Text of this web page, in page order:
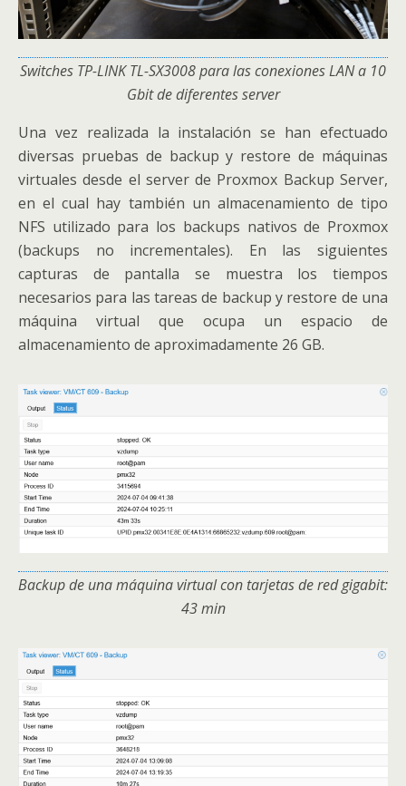
Switches TP-LINK TL-SX3008 para las conexiones LAN a 10
Gbit de diferentes server
Una vez realizada la instalación se han efectuado
diversas pruebas de backup y restore de máquinas
virtuales desde el server de Proxmox Backup Server,
en el cual hay también un almacenamiento de tipo
NFS utilizado para los backups nativos de Proxmox
(backups no incrementales). En las siguientes
capturas de pantalla se muestra los tiempos
necesarios para las tareas de backup y restore de una
máquina virtual que ocupa un espacio de
almacenamiento de aproximadamente 26 GB.
Backup de una máquina virtual con tarjetas de red gigabit:
43 min